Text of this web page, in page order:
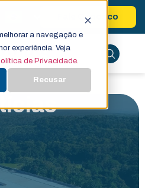
a navegação e
experiência. Veja
de Privacidade.
Recusar
Fale Conosco